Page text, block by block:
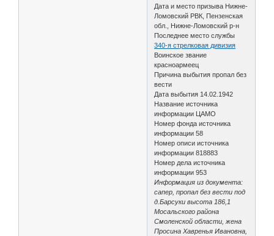
Дата и место призыва Нижне-
Ломовский РВК, Пензенская
обл., Нижне-Ломовский р-н
Последнее место службы
340-я стрелковая дивизия
Воинское звание
красноармеец
Причина выбытия пропал без
вести
Дата выбытия 14.02.1942
Название источника
информации ЦАМО
Номер фонда источника
информации 58
Номер описи источника
информации 818883
Номер дела источника
информации 953
Информация из документа:
сапер, пропал без вести под
д.Барсуки высота 186,1
Мосальского района
Смоленской области, жена
Просина Хавренья Ивановна,